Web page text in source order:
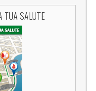
TUA SALUTE